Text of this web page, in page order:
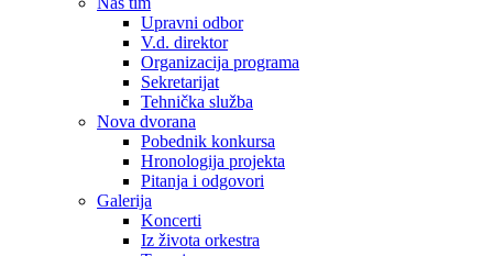
Upravni odbor
V.d. direktor
Organizacija programa
Sekretarijat
Tehnička služba
Nova dvorana
Pobednik konkursa
Hronologija projekta
Pitanja i odgovori
Galerija
Koncerti
Iz života orkestra